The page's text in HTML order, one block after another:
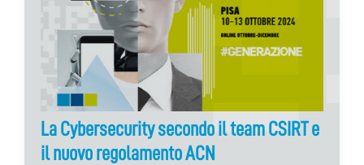
La Cybersecurity secondo il team CSIRT e
il nuovo regolamento ACN